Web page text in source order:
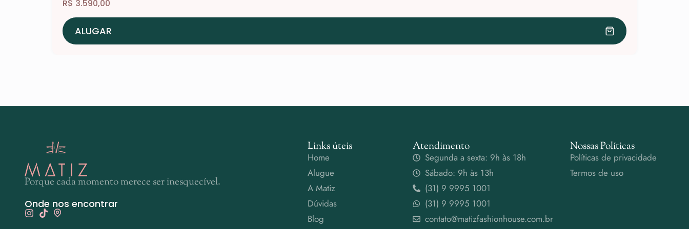
R$ 3.590,00
ALUGAR
Porque cada momento merece ser inesquecível.
Onde nos encontrar
Links úteis
Home
Alugue
A Matiz
Dúvidas
Blog
Atendimento
Segunda a sexta: 9h às 18h
Sábado: 9h às 13h
(31) 9 9995 1001
(31) 9 9995 1001
contato@matizfashionhouse.com.br
Nossas Políticas
Políticas de privacidade
Termos de uso